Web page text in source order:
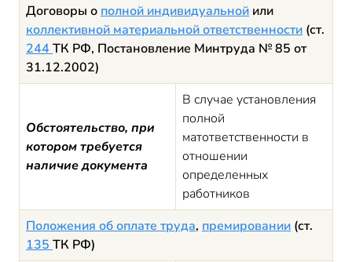
Договоры о полной индивидуальной или
коллективной материальной ответственности (ст.
244 ТК РФ, Постановление Минтруда № 85 от
31.12.2002)
Обстоятельство, при
котором требуется
наличие документа
В случае установления
полной
матответственности в
отношении
определенных
работников
Положения об оплате труда, премировании (ст.
135 ТК РФ)